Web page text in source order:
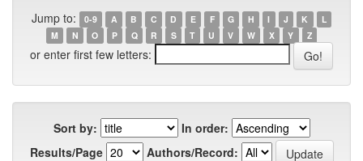
Jump to: 0-9 A B C D E F G H I J K
L
M
N O P Q R S T U V W X Y Z
or enter first few letters:
Sort by:
In order:
Results/Page
Authors/Record: